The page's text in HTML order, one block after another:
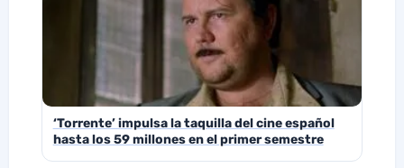
‘Torrente’ impulsa la taquilla del cine español
hasta los 59 millones en el primer semestre